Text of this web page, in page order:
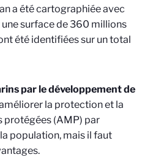
a été cartographiée avec
surface de 360 millions
été identifiées sur un total
par le développement de
la protection et la
protégées (AMP) par
population, mais il faut